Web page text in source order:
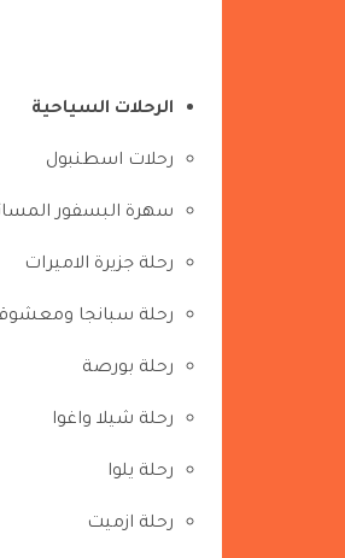
الرحلات السياحية
رحلات اسطنبول
سهرة البسفور
رحلة جزيرة الاميرات
رحلة سبانجا
رحلة بورصة
رحلة شيلا واغوا
رحلة يلوا
رحلة ازميت